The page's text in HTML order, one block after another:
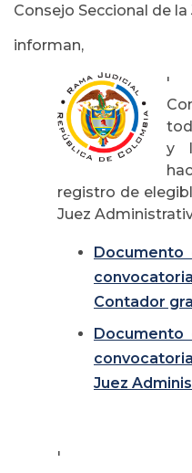
Consejo Seccional de
informan,
'
y
registro de
Juez
Documento
Contador
Documento
Juez
'